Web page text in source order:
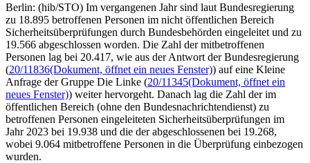
Berlin: (hib/STO) Im vergangenen Jahr sind laut Bundesregierung
zu 18.895 betroffenen Personen im nicht öffentlichen Bereich
Sicherheitsüberprüfungen durch Bundesbehörden eingeleitet und zu
19.566 abgeschlossen worden. Die Zahl der mitbetroffenen
Personen lag bei 20.417, wie aus der Antwort der Bundesregierung
(20/11836(Dokument, öffnet ein neues Fenster)) auf eine Kleine
Anfrage der Gruppe Die Linke (20/11345(Dokument, öffnet ein
neues Fenster)) weiter hervorgeht. Danach lag die Zahl der im
öffentlichen Bereich (ohne den Bundesnachrichtendienst) zu
betroffenen Personen eingeleiteten Sicherheitsüberprüfungen im
Jahr 2023 bei 19.938 und die der abgeschlossenen bei 19.268,
wobei 9.064 mitbetroffene Personen in die Überprüfung einbezogen
wurden.